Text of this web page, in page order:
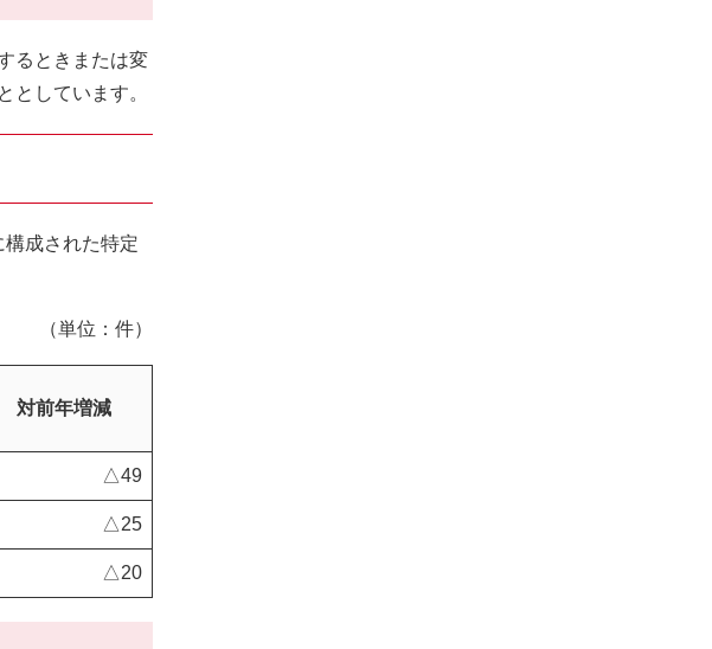
るときまたは変
としています。
成された特定
（単位：件）
対前年増減
△49
△25
△20